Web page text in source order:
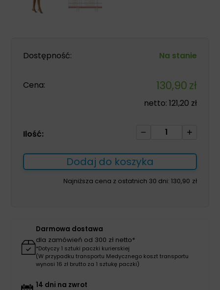
Dostępność: Na stanie
Cena: 130,90zł
netto: 121,20 zł
Ilość:
ilość
samonośne
Avicenum
PHLEBO
natura
Dodaj do koszyka
Najniższa cena z ostatnich 30 dni: 130,90 zł
Darmowa dostawa
dla zamówień od 300 zł netto*
*Dotyczy 1 sztuki paczki kurierskiej
(W przypadku transportu Medycznego koszt transportu
wynosi 16 zł brutto za 1 sztukę paczki)
14 dni na zwrot